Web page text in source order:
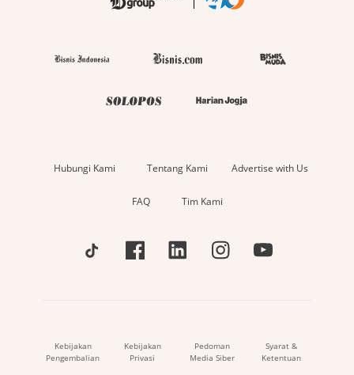
Hubungi Kami Tentang Kami Advertise with Us
FAQ Tim Kami
Kebijakan
Pengembalian
Kebijakan
Privasi
Pedoman
Media Siber
Syarat &
Ketentuan